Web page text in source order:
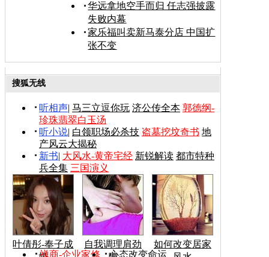
华远拿地空手而归 任志强披露
失败内幕
家乐福叫卖新马泰分店 中国扩
张不变
搜狐无线
听相声| 马三立逗你玩 济公传全本 郭德纲-
珍珠翡翠白玉汤
听小说| 白领职场必杀技 盗墓挖坟奇书 地
产风云大揭秘
新书| 大风水-黄帝宅经 新锐解读 都市特种
兵全集 三国演义
叶倩彤-奉子成
自我调理肩劲
如何改变居家
禅商-企业家修 心态改变命运